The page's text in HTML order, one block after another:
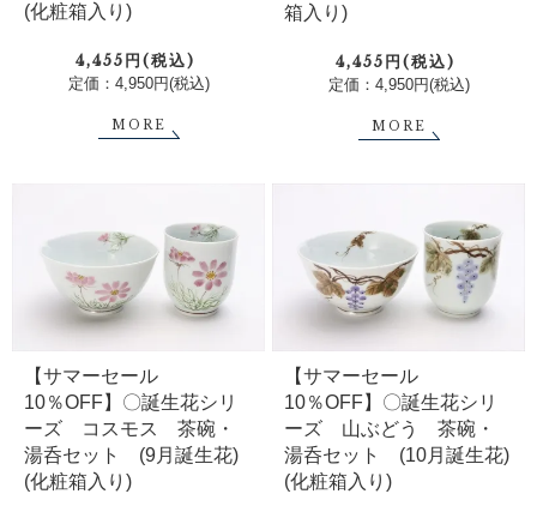
(化粧箱入り)
4,455円(税込)
定価：4,950円(税込)
MORE
箱入り)
4,455円(税込)
定価：4,950円(税込)
MORE
【サマーセール
10％OFF】〇誕生花シリ
ーズ コスモス 茶碗・
湯呑セット (9月誕生花)
(化粧箱入り)
【サマーセール
10％OFF】〇誕生花シリ
ーズ 山ぶどう 茶碗・
湯呑セット (10月誕生花)
(化粧箱入り)